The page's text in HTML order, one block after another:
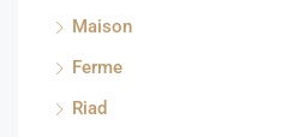
Maison
Ferme
Riad